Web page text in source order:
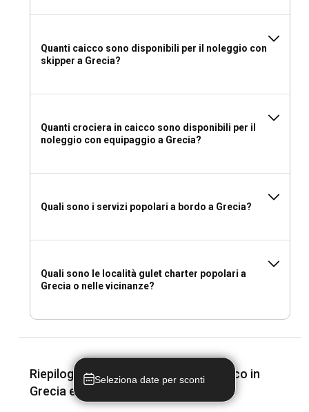
Quanti caicco sono disponibili per il noleggio con
skipper a Grecia?
Quanti crociera in caicco sono disponibili per il
noleggio con equipaggio a Grecia?
Quali sono i servizi popolari a bordo a Grecia?
Quali sono le località gulet charter popolari a
Grecia o nelle vicinanze?
Riepilogo dei costi dei noleggi in caicco in
Grecia e vicino a me
Seleziona date per sconti